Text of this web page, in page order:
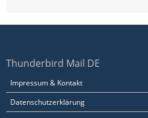
Thunderbird Mail DE
Impressum & Kontakt
Datenschutzerklärung